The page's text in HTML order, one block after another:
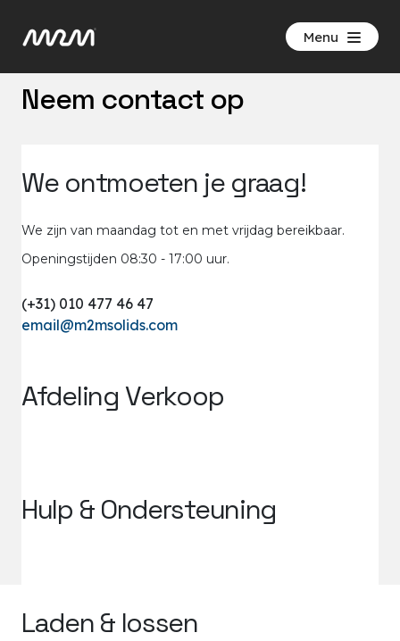
® Menu
Neem contact op
We ontmoeten je graag!
We zijn van maandag tot en met vrijdag bereikbaar.
Openingstijden 08:30 - 17:00 uur.
(+31) 010 477 46 47
email@m2msolids.com
AfdelingVerkoop
Hulp & Ondersteuning
Laden & lossen